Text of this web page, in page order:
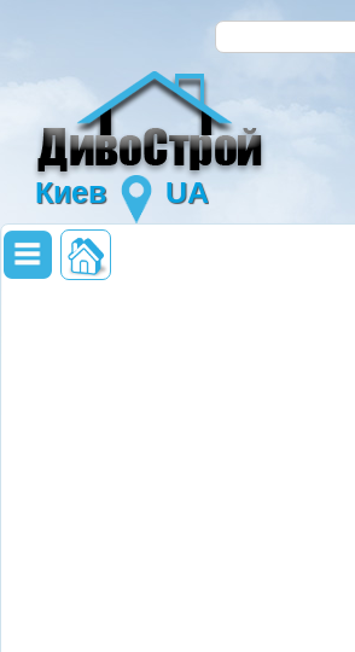
Киев UA